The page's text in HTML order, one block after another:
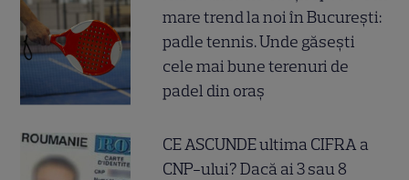
mare trend la noi în București:
padle tennis. Unde găsești
cele mai bune terenuri de
padel din oraș
CE ASCUNDE ultima CIFRA a
CNP-ului? Dacă ai 3 sau 8